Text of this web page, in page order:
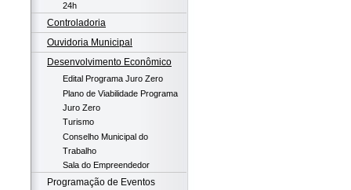
24h
Controladoria
Ouvidoria Municipal
Desenvolvimento Econômico
Edital Programa Juro Zero
Plano de Viabilidade Programa
Juro Zero
Turismo
Conselho Municipal do
Trabalho
Sala do Empreendedor
Programação de Eventos